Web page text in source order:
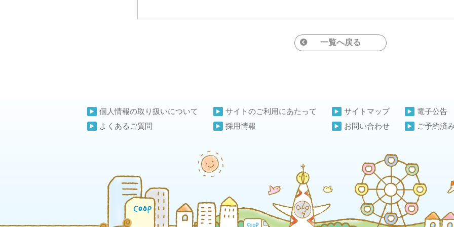
一覧へ戻る
個人情報の取り扱いについて
よくあるご質問
サイトのご利用にあたって
採用情報
サイトマップ
お問い合わせ
電子公告
ご予約済